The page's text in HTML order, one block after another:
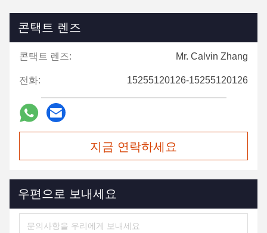
콘택트 렌즈
콘택트 렌즈: Mr. Calvin Zhang
전화: 15255120126-15255120126
지금 연락하세요
우편으로 보내세요